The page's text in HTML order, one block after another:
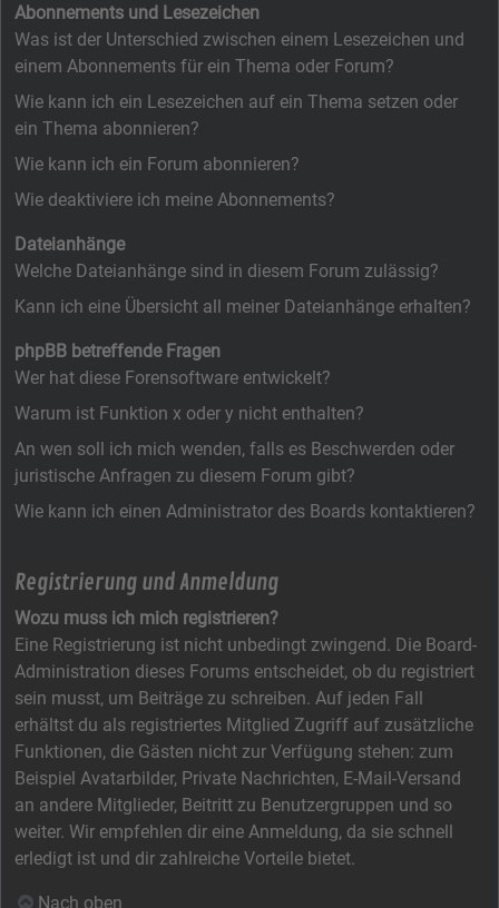
Abonnements und Lesezeichen
Was ist der Unterschied zwischen einem Lesezeichen und
einem Abonnements für ein Thema oder Forum?
Wie kann ich ein Lesezeichen auf ein Thema setzen oder
ein Thema abonnieren?
Wie kann ich ein Forum abonnieren?
Wie deaktiviere ich meine Abonnements?
Dateianhänge
Welche Dateianhänge sind in diesem Forum zulässig?
Kann ich eine Übersicht all meiner Dateianhänge erhalten?
phpBB betreffende Fragen
Wer hat diese Forensoftware entwickelt?
Warum ist Funktion x oder y nicht enthalten?
An wen soll ich mich wenden, falls es Beschwerden oder
juristische Anfragen zu diesem Forum gibt?
Wie kann ich einen Administrator des Boards kontaktieren?
Registrierung und Anmeldung
Wozu muss ich mich registrieren?
Eine Registrierung ist nicht unbedingt zwingend. Die Board-
Administration dieses Forums entscheidet, ob du registriert
sein musst, um Beiträge zu schreiben. Auf jeden Fall
erhältst du als registriertes Mitglied Zugriff auf zusätzliche
Funktionen, die Gästen nicht zur Verfügung stehen: zum
Beispiel Avatarbilder, Private Nachrichten, E-Mail-Versand
an andere Mitglieder, Beitritt zu Benutzergruppen und so
weiter. Wir empfehlen dir eine Anmeldung, da sie schnell
erledigt ist und dir zahlreiche Vorteile bietet.
Nach oben